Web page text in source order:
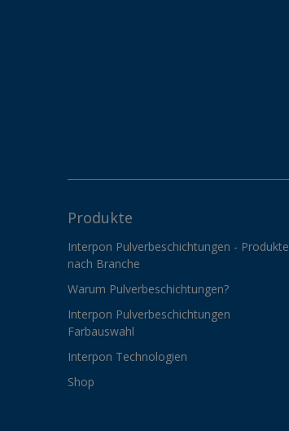
Produkte
Interpon Pulverbeschichtungen - Produkte
nach Branche
Warum Pulverbeschichtungen?
Interpon Pulverbeschichtungen
Farbauswahl
Interpon Technologien
Shop